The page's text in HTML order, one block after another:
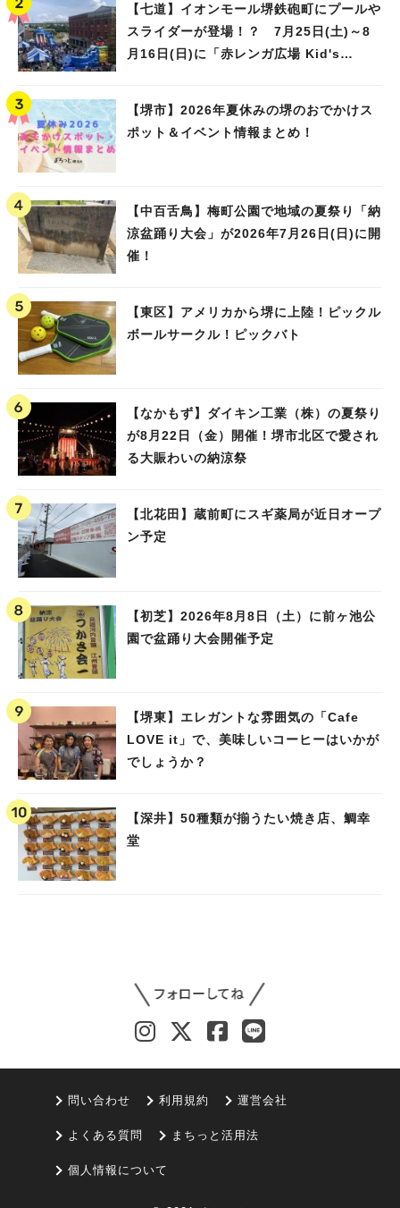
【七道】イオンモール堺鉄砲町にプールや
スライダーが登場！？ 7月25日(土)～8
月16日(日)に「赤レンガ広場 Kid's
【堺市】2026年夏休みの堺のおでかけス
ポット＆イベント情報まとめ！
【中百舌鳥】梅町公園で地域の夏祭り「納
涼盆踊り大会」が2026年7月26日(日)に開
催！
【東区】アメリカから堺に上陸！ピックル
ボールサークル！ピックバト
【なかもず】ダイキン工業（株）の夏祭り
が8月22日（金）開催！堺市北区で愛され
る大賑わいの納涼祭
【北花田】蔵前町にスギ薬局が近日オープ
ン予定
【初芝】2026年8月8日（土）に前ヶ池公
園で盆踊り大会開催予定
【堺東】エレガントな雰囲気の「Cafe
LOVE it」で、美味しいコーヒーはいかが
でしょうか？
【深井】50種類が揃うたい焼き店、鯛幸
堂
問い合わせ 利用規約 運営会社
よくある質問 まちっと活用法
個人情報について